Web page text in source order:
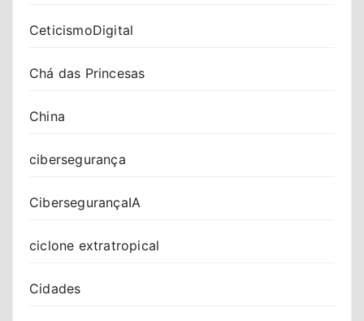
CeticismoDigital
Chá das Princesas
China
cibersegurança
CibersegurançaIA
ciclone extratropical
Cidades